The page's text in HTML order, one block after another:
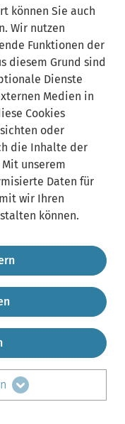
können Sie auch
Wir nutzen
Funktionen der
diesem Grund sind
Dienste
Medien in
Cookies
oder
die Inhalte der
unserem
Daten für
wir Ihren
können.